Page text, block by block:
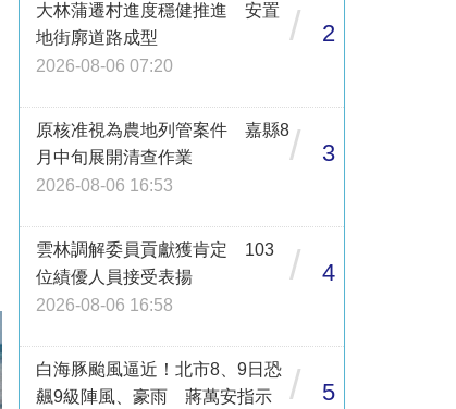
大林蒲遷村進度穩健推進 安置
地街廓道路成型
2026-08-06 07:20
/ 2
原核准視為農地列管案件 嘉縣8
月中旬展開清查作業
2026-08-06 16:53
/ 3
雲林調解委員貢獻獲肯定 103
位績優人員接受表揚
2026-08-06 16:58
/ 4
白海豚颱風逼近！北市8、9日恐
飆9級陣風、豪雨 蔣萬安指示
/ 5